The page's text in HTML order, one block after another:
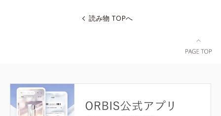
読み物 TOPへ